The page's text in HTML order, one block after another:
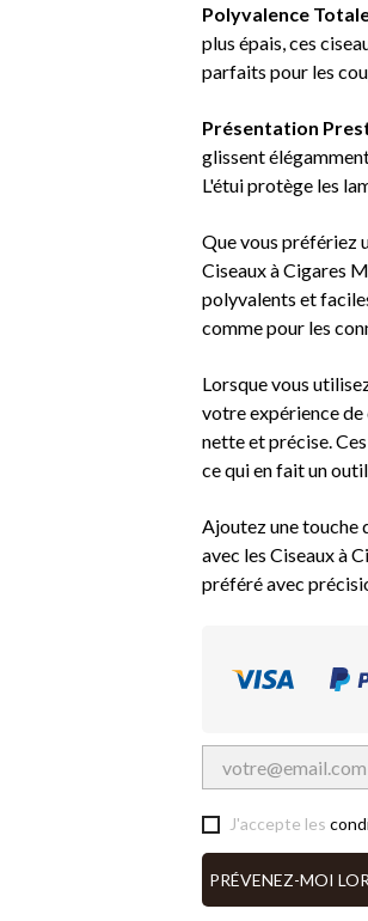
Polyvalence
plus épais, ces
parfaits pour les
Présentation
glissent
L'étui protège les
Que vous préfériez
Ciseaux à Cigares
polyvalents et
comme pour les
Lorsque vous
votre expérience de
nette et précise.
ce qui en fait un
Ajoutez une touche
avec les Ciseaux à
préféré avec
J'accepte les
PRÉVENEZ-MOI